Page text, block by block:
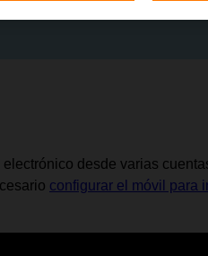
desde varias
configurar el móvil para